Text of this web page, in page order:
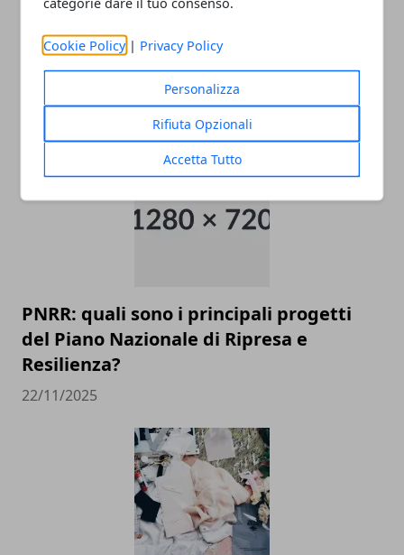
Cookie Policy | Privacy Policy
Personalizza
Rifiuta Opzionali
Accetta Tutto
Come raggiungere l’aeroporto di
PNRR: quali sono i principali progetti
del Piano Nazionale di Ripresa e
Resilienza?
22/11/2025